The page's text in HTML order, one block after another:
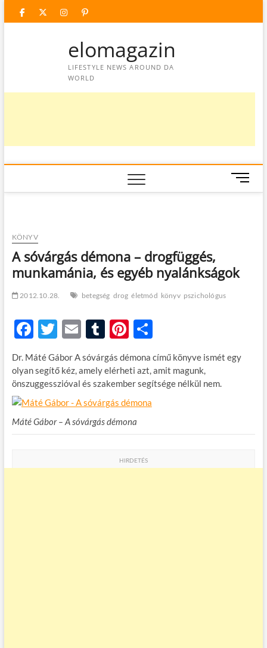
facebooktwitter
instagram
googleplus
pinterest
elomagazin
LIFESTYLE NEWS AROUND DA
WORLD
M
e
t
KÖNYV
A sóvárgás démona – drogfüggés,
munkamánia, és egyéb nyalánkságok
2012.10.28. betegség drog életmód könyv pszichológus
F
ac
e
b
o
o
T
w
itt
er
E
m
ail
T
u
m
bl
r
Pi
er
es
t
O
ss
za
m
Dr. Máté Gábor A sóvárgás démona című könyve ismét egy
olyan segítő kéz, amely elérheti azt, amit magunk,
önszuggesszióval és szakember segítsége nélkül nem.
Máté Gábor – A sóvárgás démona
HIRDETÉS